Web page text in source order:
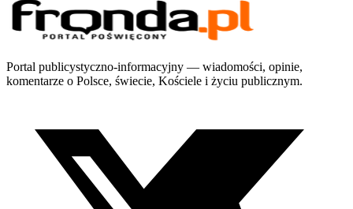
Portal publicystyczno-informacyjny — wiadomości, opinie,
komentarze o Polsce, świecie, Kościele i życiu publicznym.